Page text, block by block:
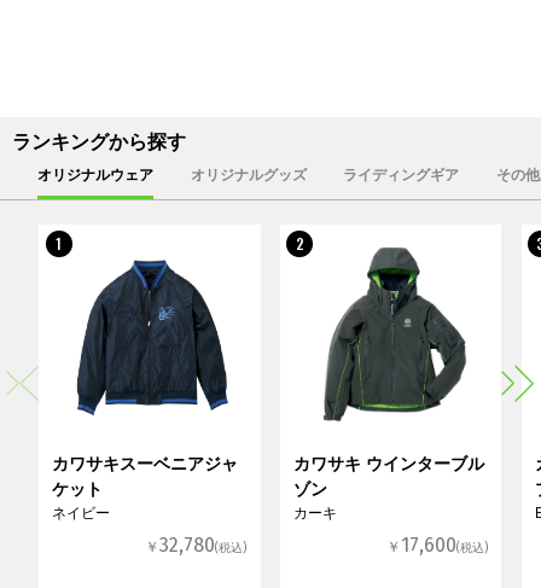
ランキングから探す
オリジナルウェア オリジナルグッズ ライディングギア その
1
カワサキスーベニアジャ
ケット
ネイビー
￥32,780(税込)
2
カワサキ ウインターブル
ゾン
カーキ
￥ 17,600(税込)